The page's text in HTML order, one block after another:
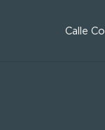
Calle